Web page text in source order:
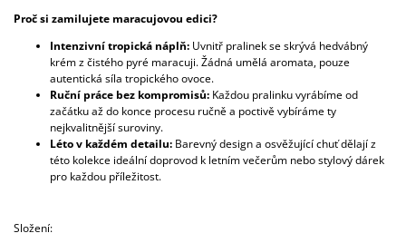
Proč si zamilujete maracujovou edici?
Intenzivní tropická náplň: Uvnitř pralinek se skrývá hedvábný
krém z čistého pyré maracuji. Žádná umělá aromata, pouze
autentická síla tropického ovoce.
Ruční práce bez kompromisů: Každou pralinku vyrábíme od
začátku až do konce procesu ručně a poctivě vybíráme ty
nejkvalitnější suroviny.
Léto v každém detailu: Barevný design a osvěžující chuť dělají z
této kolekce ideální doprovod k letním večerům nebo stylový dárek
pro každou příležitost.
Složení: